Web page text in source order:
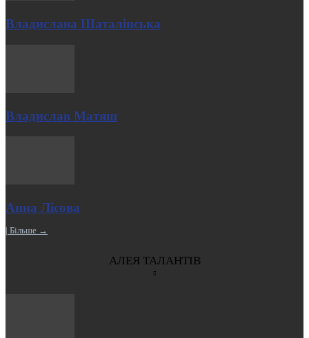
Владислава Шаталінська
Владислав Матяш
Анна Лісова
| Більше →
АЛЕЯ ТАЛАНТІВ